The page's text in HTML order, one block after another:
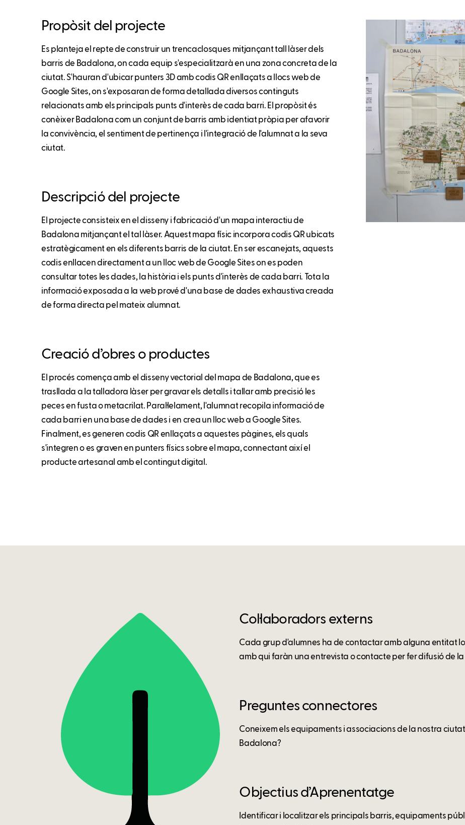
Propòsit del projecte
Es planteja el repte de construir un trencaclosques mitjançant tall làser dels
barris de Badalona, on cada equip s'especialitzarà en una zona concreta de la
ciutat. S'hauran d'ubicar punters 3D amb codis QR enllaçats a llocs web de
Google Sites, on s'exposaran de forma detallada diversos continguts
relacionats amb els principals punts d'interès de cada barri. El propòsit és
conèixer Badalona com un conjunt de barris amb identiat pròpia per afavorir
la convivència, el sentiment de pertinença i l'integració de l'alumnat a la seva
ciutat.
Descripció del projecte
El projecte consisteix en el disseny i fabricació d'un mapa interactiu de
Badalona mitjançant el tal làser. Aquest mapa físic incorpora codis QR ubicats
estratègicament en els diferents barris de la ciutat. En ser escanejats, aquests
codis enllacen directament a un lloc web de Google Sites on es poden
consultar totes les dades, la història i els punts d'interès de cada barri. Tota la
informació exposada a la web prové d'una base de dades exhaustiva creada
de forma directa pel mateix alumnat.
Creació d’obres o productes
El procés comença amb el disseny vectorial del mapa de Badalona, que es
trasllada a la talladora làser per gravar els detalls i tallar amb precisió les
peces en fusta o metacrilat. Paral·lelament, l'alumnat recopila informació de
cada barri en una base de dades i en crea un lloc web a Google Sites.
Finalment, es generen codis QR enllaçats a aquestes pàgines, els quals
s'integren o es graven en punters físics sobre el mapa, connectant així el
producte artesanal amb el contingut digital.
Col·laboradors externs
Cada grup d'alumnes ha de contactar amb alguna entitat
amb qui faràn una entrevista o contacte per fer difusió de la
Preguntes connectores
Coneixem els equipaments i associacions de la nostra
Badalona?
Objectius d’Aprenentatge
Identificar i localitzar els principals barris, equipaments